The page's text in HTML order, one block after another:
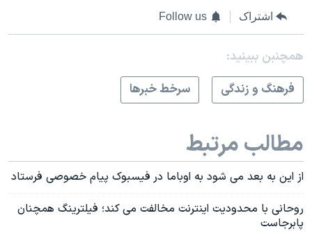
نرگس محمدی برنده جایزه نوبل صلح
صفحه‌های ویژه
سفر پرزیدنت ترامپ به چین
اشتراک Follow us
همچنبن ببینید:
فرهنگ و زندگی
سرخط خبرها
مطالب مرتبط
از این به بعد می شود به اوباما در فیسبوک پیام خصوصی فرستاد
روحانی با محدودیت اینترنت مخالفت می کند؛ فیلترینگ همچنان
پابرجاست